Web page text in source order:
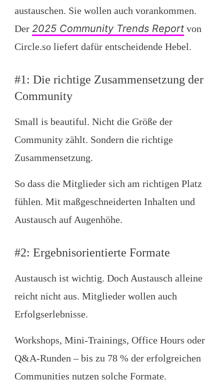
austauschen. Sie wollen auch vorankommen.
Der 2025 Community Trends Report von
Circle.so liefert dafür entscheidende Hebel.
#1: Die richtige Zusammensetzung der
Community
Small is beautiful. Nicht die Größe der
Community zählt. Sondern die richtige
Zusammensetzung.
So dass die Mitglieder sich am richtigen Platz
fühlen. Mit maßgeschneiderten Inhalten und
Austausch auf Augenhöhe.
#2: Ergebnisorientierte Formate
Austausch ist wichtig. Doch Austausch alleine
reicht nicht aus. Mitglieder wollen auch
Erfolgserlebnisse.
Workshops, Mini-Trainings, Office Hours oder
Q&A-Runden – bis zu 78 % der erfolgreichen
Communities nutzen solche Formate.